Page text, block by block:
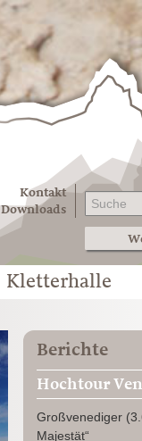
Kontakt
Downloads
Kletterhalle
Berichte
Hochtour
Großvenediger
Majestät“